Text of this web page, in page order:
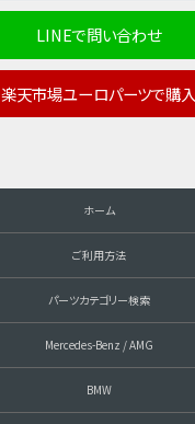
LINEで問い合わせ
楽天市場ユーロパーツで購入
ホーム
ご利用方法
パーツカテゴリー検索
Mercedes-Benz / AMG
BMW